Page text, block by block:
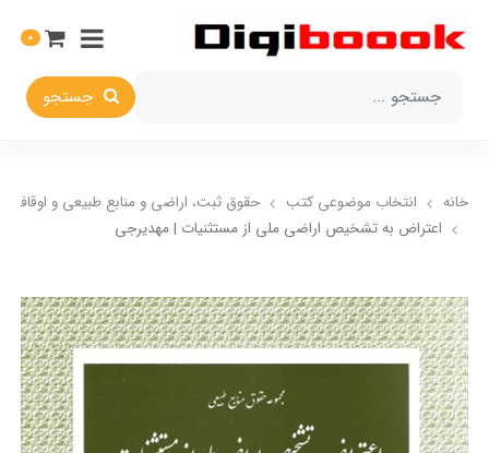
جستجو
0
خانه انتخاب​ موضوعي​ کتب
حقوق ثبت، اراضي و منابع طبيعي و اوقاف
اعتراض به تشخیص اراضی ملی از مستثنیات | مهدیرجی